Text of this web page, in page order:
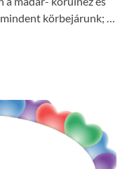
mindent körbejárunk; …